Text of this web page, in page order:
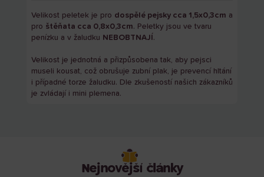
Velikost peletek je pro dospělé pejsky cca 1,5x0,3cm a
pro štěňata cca 0,8x0,3cm. Peletky jsou ve tvaru
penízku a v žaludku NEBOBTNAJÍ .
Velikost je jednotná a přizpůsobena tak, aby pejsci
museli kousat, což obrušuje zubní plak, je prevencí hltání
i případné torze žaludku. Dle zkušeností našich zákazníků
je zvládají i mini plemena.
Nejnovější články